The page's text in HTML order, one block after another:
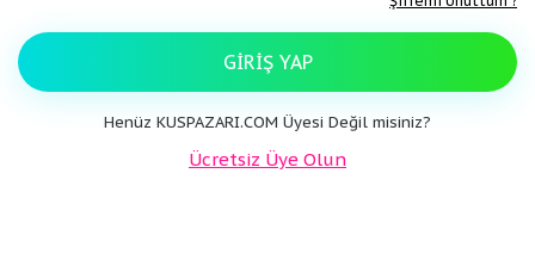
GIRIŞ YAP
Henüz KUSPAZARI.COM Üyesi Değil misiniz?
Ücretsiz Üye Olun